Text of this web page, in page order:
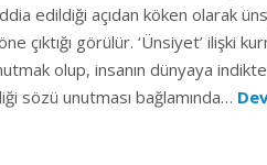
iddia edildiği açıdan köken olarak
çıktığı görülür. ‘Ünsiyet’ ilişki
olup, insanın dünyaya
sözü unutması bağlamında…